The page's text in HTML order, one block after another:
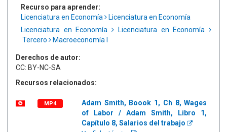
Recurso para aprender:
Licenciatura en Economía
Licenciatura en Economía
Licenciatura en Economía
Licenciatura en Economía
Tercero
Macroeconomía I
Derechos de autor:
CC: BY-NC-SA
Recursos relacionados:
MP4
Adam Smith, Boook 1, Ch 8, Wages
of Labor / Adam Smith, Libro 1,
Capítulo 8, Salarios del trabajo